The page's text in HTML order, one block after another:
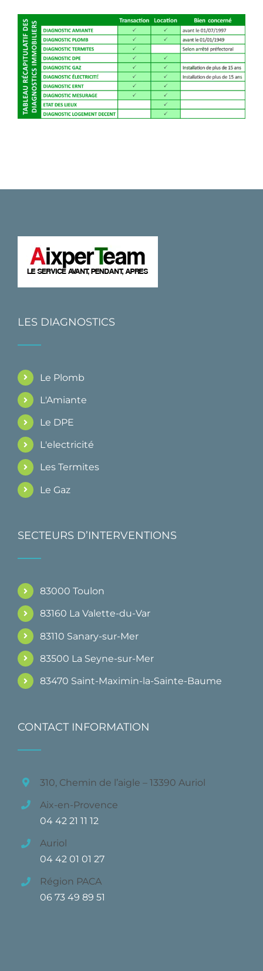
LES DIAGNOSTICS
Le Plomb
L'Amiante
Le DPE
L'electricité
Les Termites
Le Gaz
SECTEURS D’INTERVENTIONS
83000 Toulon
83160 La Valette-du-Var
83110 Sanary-sur-Mer
83500 La Seyne-sur-Mer
83470 Saint-Maximin-la-Sainte-Baume
CONTACT INFORMATION
310, Chemin de l’aigle – 13390 Auriol
Aix-en-Provence
04 42 21 11 12
Auriol
04 42 01 01 27
Région PACA
06 73 49 89 51